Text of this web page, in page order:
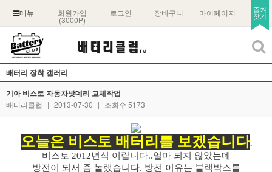
메뉴 회원가입
(3000P)
로그인 장바구니 마이페이지 즐겨
찾기
배터리 장착 갤러리
기아 비스토 자동차밧데리 교체작업
배터리클럽 | 2013-07-30 | 조회수 5173
오늘은 비스토배터리를 보겠습니다.
비스토 2012년식 이랍니다..얼마 되지 않았는데
방전이 되서 좀 놀랬습니다. 방전 이유는 블랙박스를